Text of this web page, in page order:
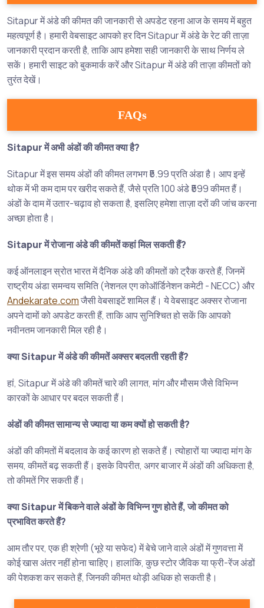
Sitapur में अंडे की कीमत की जानकारी से अपडेट रहना आज के समय में बहुत
महत्वपूर्ण है। हमारी वेबसाइट आपको हर दिन Sitapur में अंडे के रेट की ताज़ा
जानकारी प्रदान करती है, ताकि आप हमेशा सही जानकारी के साथ निर्णय ले
सकें। हमारी साइट को बुकमार्क करें और Sitapur में अंडे की ताज़ा कीमतों को
तुरंत देखें।
FAQs
Sitapur में अभी अंडों की कीमत क्या है?
Sitapur में इस समय अंडों की कीमत लगभग ₹5.99 प्रति अंडा है। आप इन्हें
थोक में भी कम दाम पर खरीद सकते हैं, जैसे प्रति 100 अंडे ₹599 कीमत हैं।
अंडों के दाम में उतार-चढ़ाव हो सकता है, इसलिए हमेशा ताज़ा दरों की जांच करना
अच्छा होता है।
Sitapur में रोजाना अंडे की कीमतें कहां मिल सकती हैं?
कई ऑनलाइन स्रोत भारत में दैनिक अंडे की कीमतों को ट्रैक करते हैं, जिनमें
राष्ट्रीय अंडा समन्वय समिति (नेशनल एग कोऑर्डिनेशन कमेटी - NECC) और
Andekarate.comजैसी वेबसाइटें शामिल हैं। ये वेबसाइट अक्सर रोजाना
अपने दामों को अपडेट करती हैं, ताकि आप सुनिश्चित हो सकें कि आपको
नवीनतम जानकारी मिल रही है।
क्या Sitapur में अंडे की कीमतें अक्सर बदलती रहती हैं?
हां, Sitapur में अंडे की कीमतें चारे की लागत, मांग और मौसम जैसे विभिन्न
कारकों के आधार पर बदल सकती हैं।
अंडों की कीमत सामान्य से ज्यादा या कम क्यों हो सकती है?
अंडों की कीमतों में बदलाव के कई कारण हो सकते हैं। त्योहारों या ज्यादा मांग के
समय, कीमतें बढ़ सकती हैं। इसके विपरीत, अगर बाजार में अंडों की अधिकता है,
तो कीमतें गिर सकती हैं।
क्या Sitapur में बिकने वाले अंडों के विभिन्न गुण होते हैं, जो कीमत को
प्रभावित करते हैं?
आम तौर पर, एक ही श्रेणी (भूरे या सफेद) में बेचे जाने वाले अंडों में गुणवत्ता में
कोई खास अंतर नहीं होना चाहिए। हालांकि, कुछ स्टोर जैविक या फ्री-रेंज अंडों
की पेशकश कर सकते हैं, जिनकी कीमत थोड़ी अधिक हो सकती है।